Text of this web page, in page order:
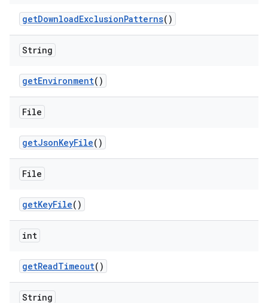
getDownloadExclusionPatterns()
String
getEnvironment()
File
getJsonKeyFile()
File
getKeyFile()
int
getReadTimeout()
String